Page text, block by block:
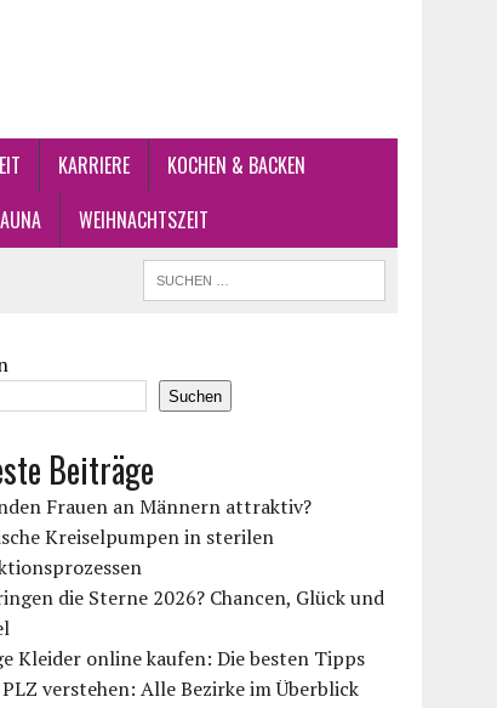
KARRIERE
KOCHEN & BACKEN
WEIHNACHTSZEIT
Suchen
Beiträge
Frauen an Männern attraktiv?
Kreiselpumpen in sterilen
die Sterne 2026? Chancen, Glück und
Kleider online kaufen: Die besten Tipps
verstehen: Alle Bezirke im Überblick